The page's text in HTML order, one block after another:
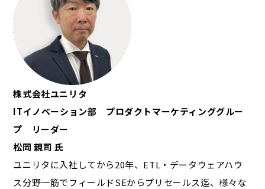
株式会社ユニリタ
ITイノベーション部 プロダクトマーケティンググルー
プ リーダー
松岡 親司 氏
ユニリタに入社してから20年、ETL・データウェアハウ
ス分野一筋でフィールドSEからプリセールス迄、様々な